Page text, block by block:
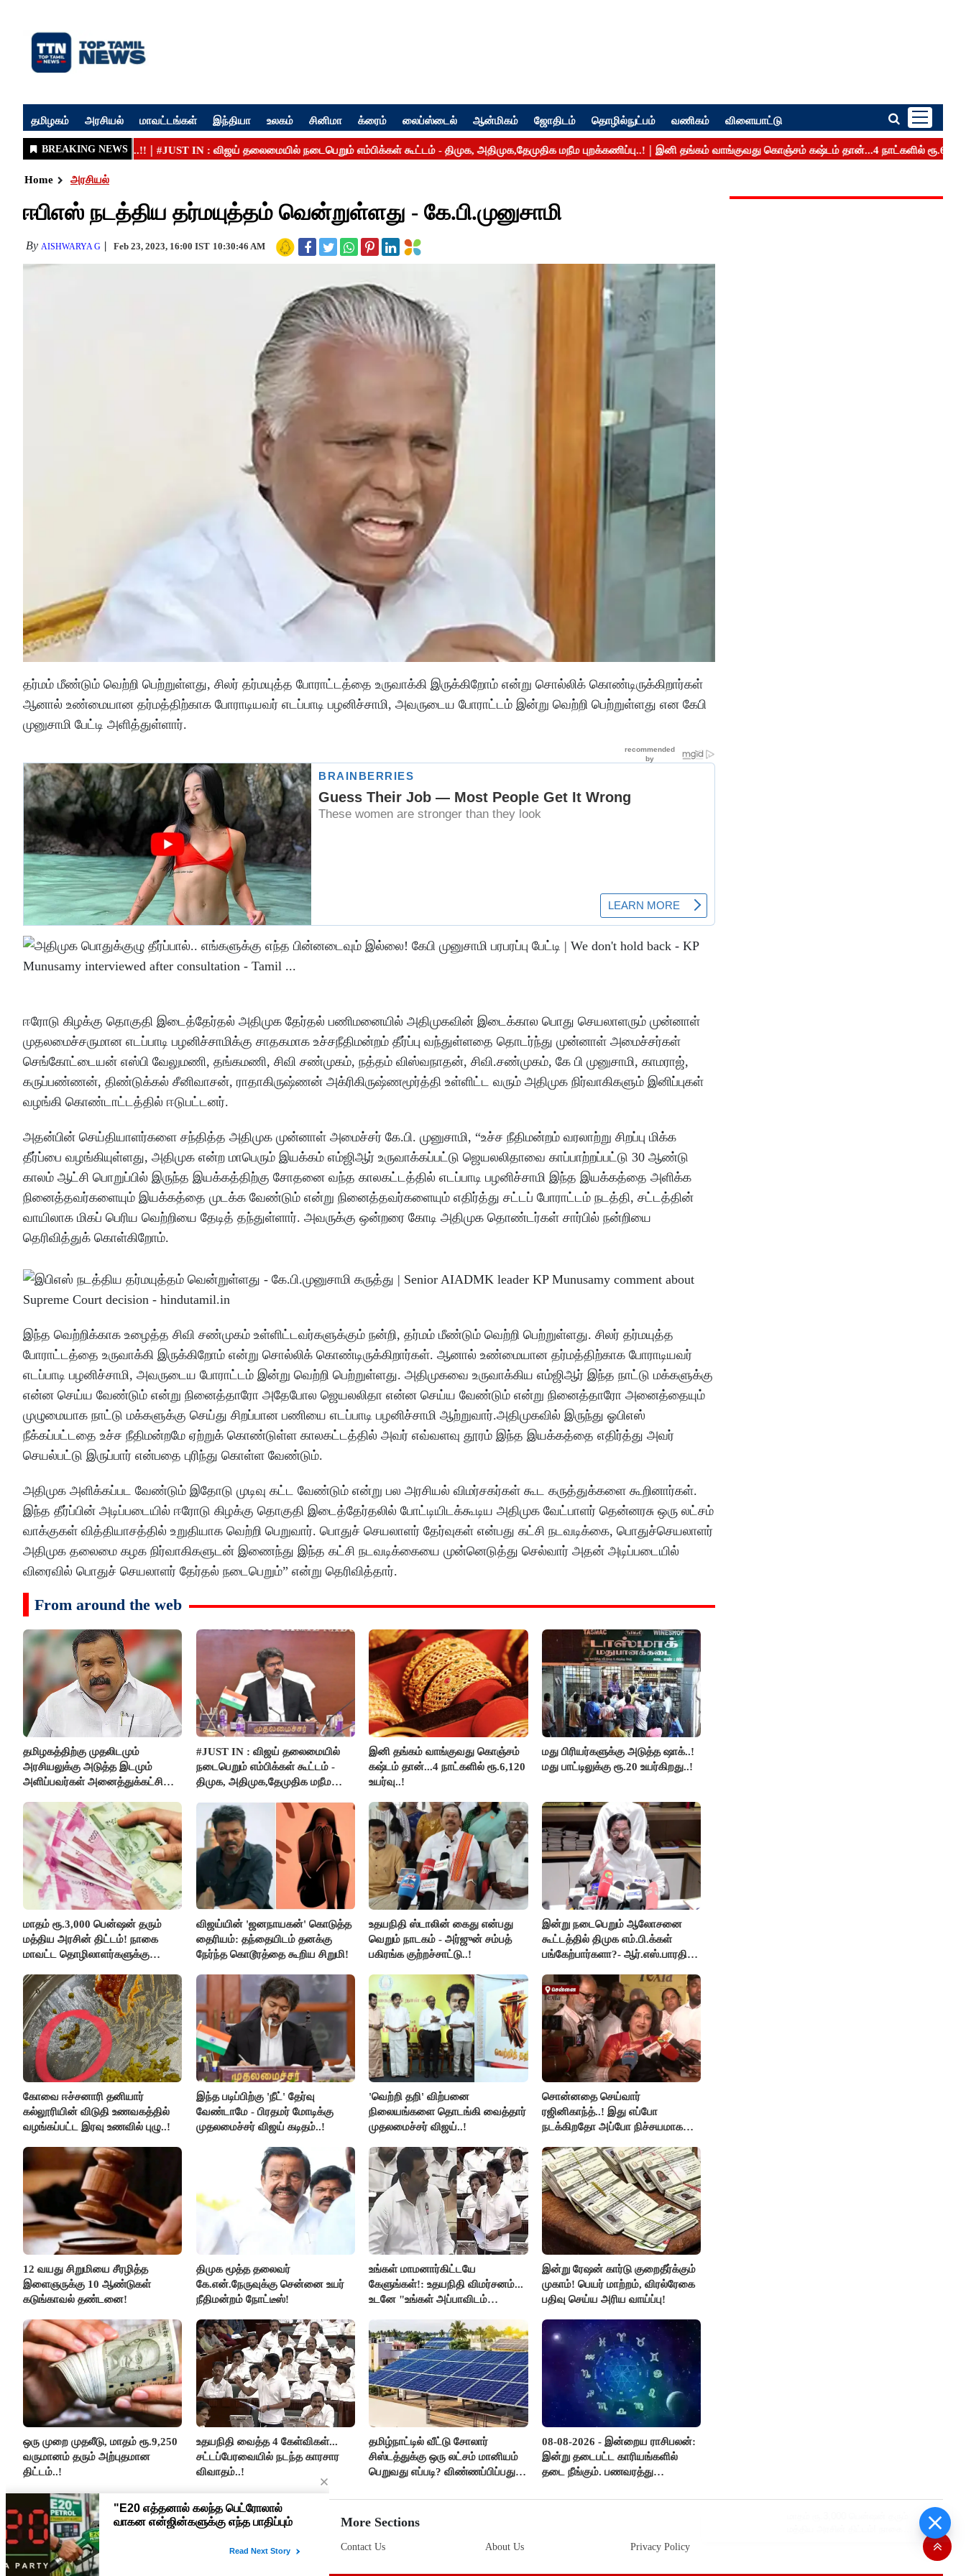
தமிழகம் அரசியல் மாவட்டங்கள் இந்தியா உலகம் சினிமா க்ரைம் லைப்ஸ்டைல் ஆன்மிகம் ஜோதிடம் தொழில்நுட்பம் வணிகம் விளையாட்டு
Home அரசியல்
ஈபிஎஸ் நடத்திய தர்மயுத்தம் வென்றுள்ளது - கே.பி.முனுசாமி
By AISHWARYA G Feb 23, 2023, 16:00 IST 10:30:46 AM
தர்மம் மீண்டும் வெற்றி பெற்றுள்ளது, சிலர் தர்மயுத்த போராட்டத்தை உருவாக்கி இருக்கிறோம் என்று சொல்லிக் கொண்டிருக்கிறார்கள்
ஆனால் உண்மையான தர்மத்திற்காக போராடியவர் எடப்பாடி பழனிச்சாமி, அவருடைய போராட்டம் இன்று வெற்றி பெற்றுள்ளது என கேபி
முனுசாமி பேட்டி அளித்துள்ளார்.
ஈரோடு கிழக்கு தொகுதி இடைத்தேர்தல் அதிமுக தேர்தல் பணிமனையில் அதிமுகவின் இடைக்கால பொது செயலாளரும் முன்னாள்
முதலமைச்சருமான எடப்பாடி பழனிச்சாமிக்கு சாதகமாக உச்சநீதிமன்றம் தீர்ப்பு வந்துள்ளதை தொடர்ந்து முன்னாள் அமைச்சர்கள்
செங்கோட்டையன் எஸ்பி வேலுமணி, தங்கமணி, சிவி சண்முகம், நத்தம் விஸ்வநாதன், சிவி.சண்முகம், கே பி முனுசாமி, காமராஜ்,
கருப்பண்ணன், திண்டுக்கல் சீனிவாசன், ராதாகிருஷ்ணன் அக்ரிகிருஷ்ணமூர்த்தி உள்ளிட்ட வரும் அதிமுக நிர்வாகிகளும் இனிப்புகள்
வழங்கி கொண்டாட்டத்தில் ஈடுபட்டனர்.
அதன்பின் செய்தியாளர்களை சந்தித்த அதிமுக முன்னாள் அமைச்சர் கே.பி. முனுசாமி, “உச்ச நீதிமன்றம் வரலாற்று சிறப்பு மிக்க
தீர்ப்பை வழங்கியுள்ளது, அதிமுக என்ற மாபெரும் இயக்கம் எம்ஜிஆர் உருவாக்கப்பட்டு ஜெயலலிதாவை காப்பாற்றப்பட்டு 30 ஆண்டு
காலம் ஆட்சி பொறுப்பில் இருந்த இயக்கத்திற்கு சோதனை வந்த காலகட்டத்தில் எடப்பாடி பழனிச்சாமி இந்த இயக்கத்தை அளிக்க
நினைத்தவர்களையும் இயக்கத்தை முடக்க வேண்டும் என்று நினைத்தவர்களையும் எதிர்த்து சட்டப் போராட்டம் நடத்தி, சட்டத்தின்
வாயிலாக மிகப் பெரிய வெற்றியை தேடித் தந்துள்ளார். அவருக்கு ஒன்றரை கோடி அதிமுக தொண்டர்கள் சார்பில் நன்றியை
தெரிவித்துக் கொள்கிறோம்.
இந்த வெற்றிக்காக உழைத்த சிவி சண்முகம் உள்ளிட்டவர்களுக்கும் நன்றி, தர்மம் மீண்டும் வெற்றி பெற்றுள்ளது. சிலர் தர்மயுத்த
போராட்டத்தை உருவாக்கி இருக்கிறோம் என்று சொல்லிக் கொண்டிருக்கிறார்கள். ஆனால் உண்மையான தர்மத்திற்காக போராடியவர்
எடப்பாடி பழனிச்சாமி, அவருடைய போராட்டம் இன்று வெற்றி பெற்றுள்ளது. அதிமுகவை உருவாக்கிய எம்ஜிஆர் இந்த நாட்டு மக்களுக்கு
என்ன செய்ய வேண்டும் என்று நினைத்தாரோ அதேபோல ஜெயலலிதா என்ன செய்ய வேண்டும் என்று நினைத்தாரோ அனைத்தையும்
முழுமையாக நாட்டு மக்களுக்கு செய்து சிறப்பான பணியை எடப்பாடி பழனிச்சாமி ஆற்றுவார்.‌அதிமுகவில் இருந்து ஓபிஎஸ்
நீக்கப்பட்டதை உச்ச நீதிமன்றமே ஏற்றுக் கொண்டுள்ள காலகட்டத்தில் அவர் எவ்வளவு தூரம் இந்த இயக்கத்தை எதிர்த்து அவர்
செயல்பட்டு இருப்பார் என்பதை புரிந்து கொள்ள வேண்டும்.
அதிமுக அளிக்கப்பட வேண்டும் இதோடு முடிவு கட்ட வேண்டும் என்று பல அரசியல் விமர்சகர்கள் கூட கருத்துக்களை கூறினார்கள்.
இந்த தீர்ப்பின் அடிப்படையில் ஈரோடு கிழக்கு தொகுதி இடைத்தேர்தலில் போட்டியிடக்கூடிய அதிமுக வேட்பாளர் தென்னரசு ஒரு லட்சம்
வாக்குகள் வித்தியாசத்தில் உறுதியாக வெற்றி பெறுவார். பொதுச் செயலாளர் தேர்வுகள் என்பது கட்சி நடவடிக்கை, பொதுச்செயலாளர்
அதிமுக தலைமை கழக நிர்வாகிகளுடன் இணைந்து இந்த கட்சி நடவடிக்கையை முன்னெடுத்து செல்வார் அதன் அடிப்படையில்
விரைவில் பொதுச் செயலாளர் தேர்தல் நடைபெறும்” என்று தெரிவித்தார்.
From around the web
தமிழகத்திற்கு முதலிடமும்
அரசியலுக்கு அடுத்த இடமும்
அளிப்பவர்கள் அனைத்துக்கட்சி
- மாணிக்கம் தாகூர்..!!
#JUST IN : விஜய் தலைமையில்
நடைபெறும் எம்பிக்கள் கூட்டம் -
திமுக, அதிமுக,தேமுதிக மநீம
இனி தங்கம் வாங்குவது கொஞ்சம்
கஷ்டம் தான்...4 நாட்களில் ரூ.6,120
உயர்வு..!
மது பிரியர்களுக்கு அடுத்த ஷாக்..!
மது பாட்டிலுக்கு ரூ.20 உயர்கிறது..!
மாதம் ரூ.3,000 பென்ஷன் தரும்
மத்திய அரசின் திட்டம்! நாகை
மாவட்ட தொழிலாளர்களுக்கு
செய்தி!
விஜய்யின் 'ஜனநாயகன்' கொடுத்த
தைரியம்: தந்தையிடம் தனக்கு
நேர்ந்த கொடூரத்தை கூறிய சிறுமி!
உதயநிதி ஸ்டாலின் கைது என்பது
வெறும் நாடகம் - அர்ஜுன் சம்பத்
பகிரங்க குற்றச்சாட்டு..!
இன்று நடைபெறும் ஆலோசனை
கூட்டத்தில் திமுக எம்.பி.க்கள்
பங்கேற்பார்களா?- ஆர்.எஸ்.பாரதி
கோவை ஈச்சனாரி தனியார்
கல்லூரியின் விடுதி உணவகத்தில்
வழங்கப்பட்ட இரவு உணவில் புழு..!
இந்த படிப்பிற்கு 'நீட்' தேர்வு
வேண்டாமே - பிரதமர் மோடிக்கு
முதலமைச்சர் விஜய் கடிதம்..!
'வெற்றி தறி' விற்பனை
நிலையங்களை தொடங்கி வைத்தார்
முதலமைச்சர் விஜய்..!
சொன்னதை செய்வார்
ரஜினிகாந்த்..! இது எப்போ
நடக்கிறதோ அப்போ நிச்சயமாக
ரஜினிகாந்த்..!
12 வயது சிறுமியை சீரழித்த
இளைஞருக்கு 10 ஆண்டுகள்
கடுங்காவல் தண்டனை!
திமுக மூத்த தலைவர்
கே.என்.நேருவுக்கு சென்னை உயர்
நீதிமன்றம் நோட்டீஸ்!
உங்கள் மாமனார்கிட்டயே
கேளுங்கள்!: உதயநிதி விமர்சனம்...
உடனே "உங்கள் அப்பாவிடம்
பதிலடி!
இன்று ரேஷன் கார்டு குறைதீர்க்கும்
முகாம்! பெயர் மாற்றம், விரல்ரேகை
பதிவு செய்ய அரிய வாய்ப்பு!
ஒரு முறை முதலீடு, மாதம் ரூ.9,250
வருமானம் தரும் அற்புதமான
திட்டம்..!
உதயநிதி வைத்த 4 கேள்விகள்...
சட்டப்பேரவையில் நடந்த காரசார
விவாதம்..!
தமிழ்நாட்டில் வீட்டு சோலார்
சிஸ்டத்துக்கு ஒரு லட்சம் மானியம்
பெறுவது எப்படி? விண்ணப்பிப்பது
08-08-2026 - இன்றைய ராசிபலன்:
இன்று தடைபட்ட காரியங்களில்
தடை நீங்கும். பணவரத்து
எண்ணம் அதிகரிக்கும்..!
More Sections
Contact Us About Us Privacy Policy